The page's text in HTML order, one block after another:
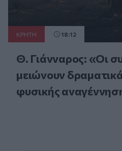
ΚΡΗΤΗ 18:12
Θ. Γιάνναρος: «Οι
μειώνουν
φυσικής